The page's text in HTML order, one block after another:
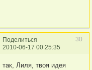
Поделиться
30
2010-06-17 00:25:35
так, Лиля, твоя идея